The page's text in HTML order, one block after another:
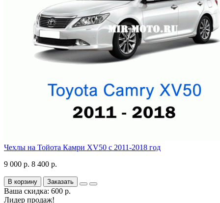
Чехлы на Тойота Камри XV50 с 2011-2018 год
9 000 р. 8 400 р.
В корзину Заказать
Ваша скидка: 600 р.
Лидер продаж!